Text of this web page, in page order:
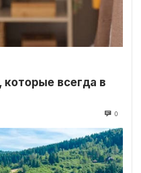
всегда в
0